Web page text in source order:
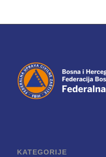
KATEGORIJE